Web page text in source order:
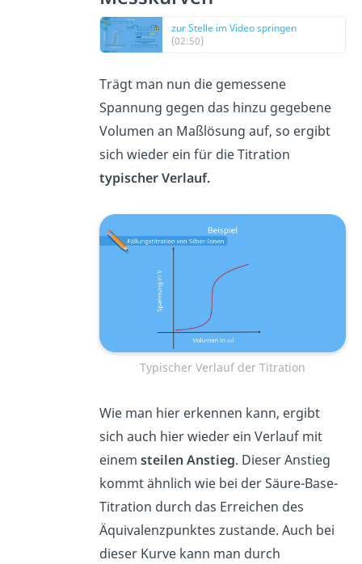
zur Stelle im Video springen
(02:50)
Trägt man nun die gemessene
Spannung gegen das hinzu gegebene
Volumen an Maßlösung auf, so ergibt
sich wieder ein für die Titration
typischer Verlauf.
Typischer Verlauf der Titration
Wie man hier erkennen kann, ergibt
sich auch hier wieder ein Verlauf mit
einem steilen Anstieg. Dieser Anstieg
kommt ähnlich wie bei der Säure-Base-
Titration durch das Erreichen des
Äquivalenzpunktes zustande. Auch bei
dieser Kurve kann man durch